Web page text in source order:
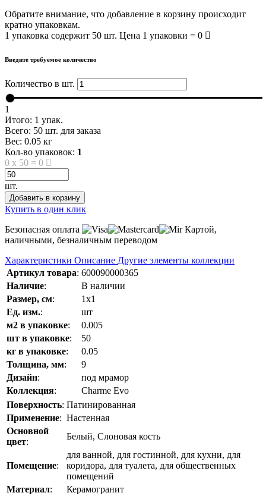
Обратите внимание, что добавление в корзину происходит
кратно упаковкам.
1 упаковка содержит 50 шт. Цена 1 упаковки = 0
Введите требуемое количество
Количество в шт.
1
Итого: 1 упак.
Всего: 50 шт. для заказа
Вес: 0.05 кг
Кол-во упаковок: 1
0 x 50 = 0
шт.
Добавить в корзину
Купить в один клик
Безопасная оплата
Картой,
наличными, безналичным переводом
Характеристики Описание Другие элементы коллекции
Артикул товара: 600090000365
Наличие:
В наличии
Размер, см:
1x1
Ед. изм.:
шт
м2 в упаковке:
0.005
шт в упаковке:
50
кг в упаковке:
0.05
Толщина, мм:
9
Дизайн:
под мрамор
Коллекция:
Charme Evo
Поверхность: Патинированная
Применение: Настенная
Основной
цвет:
Белый, Слоновая кость
Помещение:
для ванной, для гостинной, для кухни, для
коридора, для туалета, для общественных
помещений
Материал:
Керамогранит